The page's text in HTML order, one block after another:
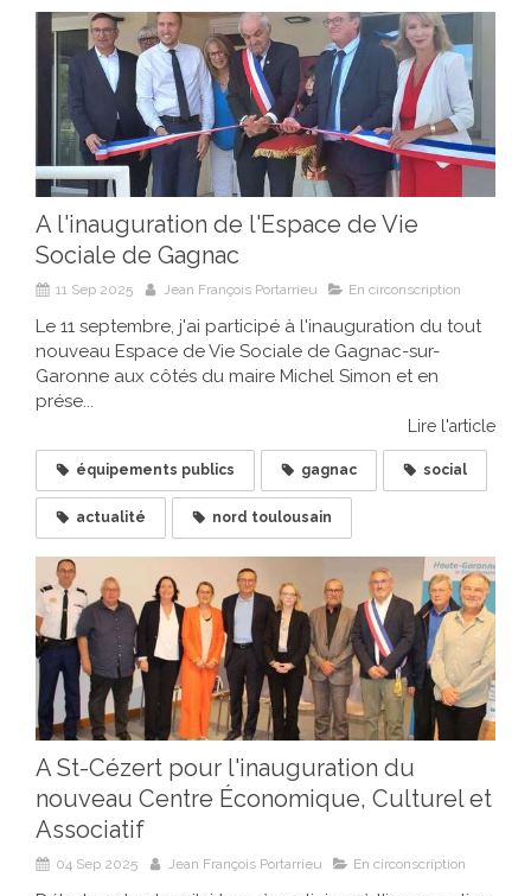
A l'inauguration de l'Espace de Vie
Sociale de Gagnac
11 Sep 2025 Jean François Portarrieu En circonscription
Le 11 septembre, j'ai participé à l'inauguration du tout
nouveau Espace de Vie Sociale de Gagnac-sur-
Garonne aux côtés du maire Michel Simon et en
prése...
Lire l'article
équipements publics gagnac social
actualité nord toulousain
A St-Cézert pour l'inauguration du
nouveau Centre Économique, Culturel et
Associatif
04 Sep 2025 Jean François Portarrieu En circonscription